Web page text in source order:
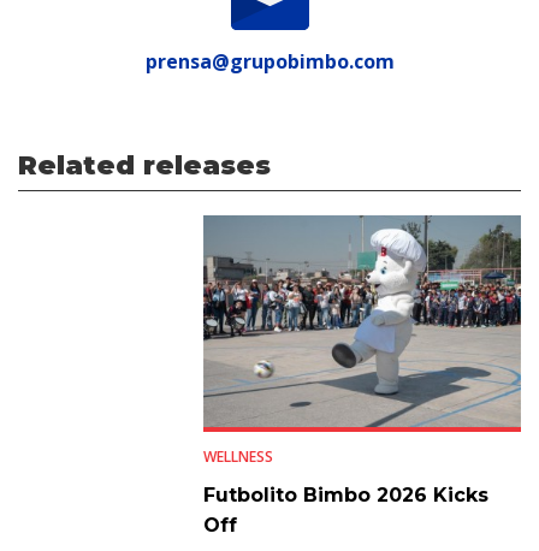
prensa@grupobimbo.com
Related releases
WELLNESS
Futbolito Bimbo 2026 Kicks
Off